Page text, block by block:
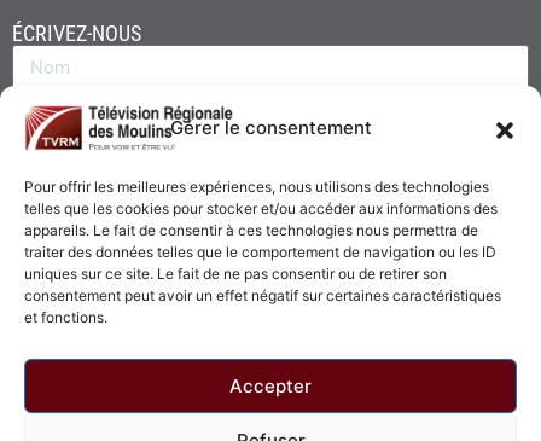
Gérer le consentement
Pour offrir les meilleures expériences, nous utilisons des technologies
telles que les cookies pour stocker et/ou accéder aux informations des
appareils. Le fait de consentir à ces technologies nous permettra de
traiter des données telles que le comportement de navigation ou les ID
uniques sur ce site. Le fait de ne pas consentir ou de retirer son
consentement peut avoir un effet négatif sur certaines caractéristiques
et fonctions.
Accepter
ÉCRIVEZ-NOUS